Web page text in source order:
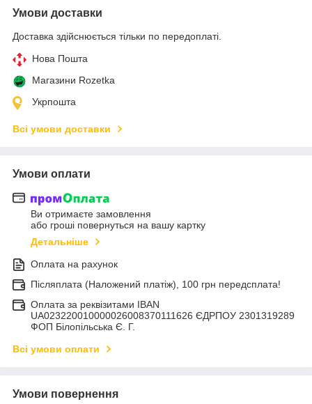
Умови доставки
Доставка здійснюється тільки по передоплаті.
Нова Пошта
Магазини Rozetka
Укрпошта
Всі умови доставки
Умови оплати
Ви отримаєте замовлення
або гроші повернуться на вашу картку
Детальніше
Оплата на рахунок
Післяплата (Наложений платіж), 100 грн передсплата!
Оплата за реквізитами IBAN
UA023220010000026008370111626 ЄДРПОУ 2301319289
ФОП Білопільська Є. Г.
Всі умови оплати
Умови повернення